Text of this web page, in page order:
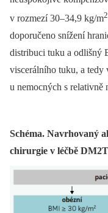
v rozmezí 30–34,9 kg/m2
doporučeno snížení
distribuci tuku a odlišný
viscerálního tuku, a
u nemocných s relativně
Schéma. Navrhovaný
chirurgie v léčbě DM2T